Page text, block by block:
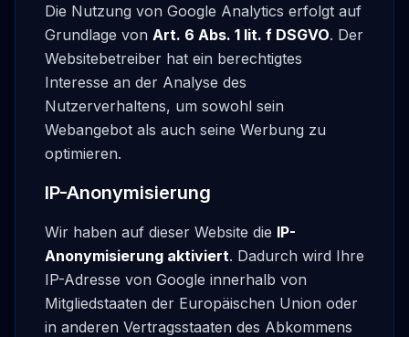
Die Nutzung von Google Analytics erfolgt auf
Grundlage von Art. 6 Abs. 1 lit. f DSGVO. Der
Websitebetreiber hat ein berechtigtes
Interesse an der Analyse des
Nutzerverhaltens, um sowohl sein
Webangebot als auch seine Werbung zu
optimieren.
IP-Anonymisierung
Wir haben auf dieser Website die IP-
Anonymisierung aktiviert. Dadurch wird Ihre
IP-Adresse von Google innerhalb von
Mitgliedstaaten der Europäischen Union oder
in anderen Vertragsstaaten des Abkommens